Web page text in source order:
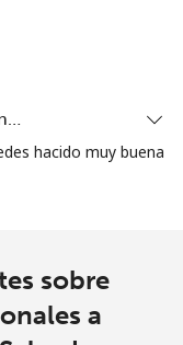
hacido muy buena
sobre
a